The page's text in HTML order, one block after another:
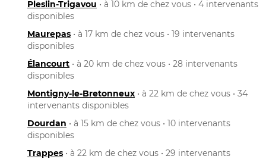
Pleslin-Trigavou • à 10 km de chez vous • 4 intervenants
disponibles
Maurepas • à 17 km de chez vous • 19 intervenants
disponibles
Élancourt • à 20 km de chez vous • 28 intervenants
disponibles
Montigny-le-Bretonneux • à 22 km de chez vous • 34
intervenants disponibles
Dourdan • à 15 km de chez vous • 10 intervenants
disponibles
Trappes • à 22 km de chez vous • 29 intervenants